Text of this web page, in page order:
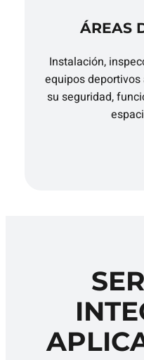
ÁREAS
Instalación,
equipos
su seguridad,